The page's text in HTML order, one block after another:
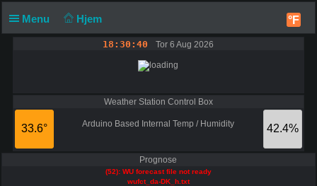
Menu Hjem °F
18:30:40 Tor 6 Aug 2026
Weather Station Control Box
33.6° 42.4%
Arduino Based Internal Temp / Humidity
Prognose
(52): WU forecast file not ready
wufct_da-DK_h.txt